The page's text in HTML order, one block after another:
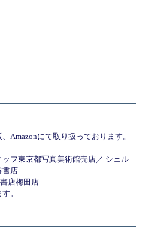
Amazonにて取り扱っております。
ッフ東京都写真美術館売店／ シェル
書店
店梅田店
。